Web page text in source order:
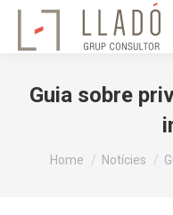
Guia sobre
You are here:
Home Notícies